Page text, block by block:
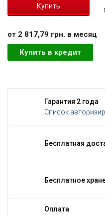
от 2 817,79 грн. в месяц
Купить в кредит
Гарантия 2 года
Список
Бесплатная
Бесплатное
Оплата